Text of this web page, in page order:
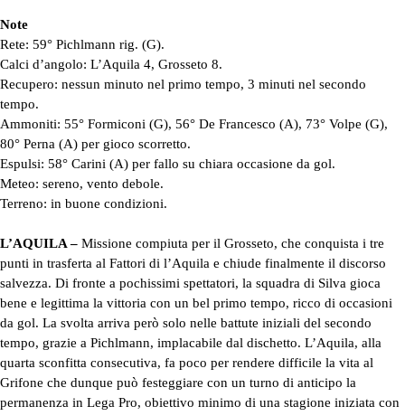
Note
Rete: 59° Pichlmann rig. (G).
Calci d’angolo: L’Aquila 4, Grosseto 8.
Recupero: nessun minuto nel primo tempo, 3 minuti nel secondo
tempo.
Ammoniti: 55° Formiconi (G), 56° De Francesco (A), 73° Volpe (G),
80° Perna (A) per gioco scorretto.
Espulsi: 58° Carini (A) per fallo su chiara occasione da gol.
Meteo: sereno, vento debole.
Terreno: in buone condizioni.
L’AQUILA – Missione compiuta per il Grosseto, che conquista i tre
punti in trasferta al Fattori di l’Aquila e chiude finalmente il discorso
salvezza. Di fronte a pochissimi spettatori, la squadra di Silva gioca
bene e legittima la vittoria con un bel primo tempo, ricco di occasioni
da gol. La svolta arriva però solo nelle battute iniziali del secondo
tempo, grazie a Pichlmann, implacabile dal dischetto. L’Aquila, alla
quarta sconfitta consecutiva, fa poco per rendere difficile la vita al
Grifone che dunque può festeggiare con un turno di anticipo la
permanenza in Lega Pro, obiettivo minimo di una stagione iniziata con